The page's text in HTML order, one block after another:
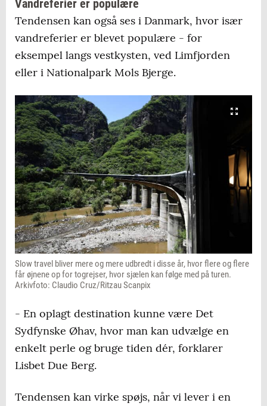
Vandreferier er populære
Tendensen kan også ses i Danmark, hvor især
vandreferier er blevet populære - for
eksempel langs vestkysten, ved Limfjorden
eller i Nationalpark Mols Bjerge.
Slow travel bliver mere og mere udbredt i disse år, hvor flere og flere
får øjnene op for togrejser, hvor sjælen kan følge med på turen.
Arkivfoto: Claudio Cruz/Ritzau Scanpix
- En oplagt destination kunne være Det
Sydfynske Øhav, hvor man kan udvælge en
enkelt perle og bruge tiden dér, forklarer
Lisbet Due Berg.
Tendensen kan virke spøjs, når vi lever i en